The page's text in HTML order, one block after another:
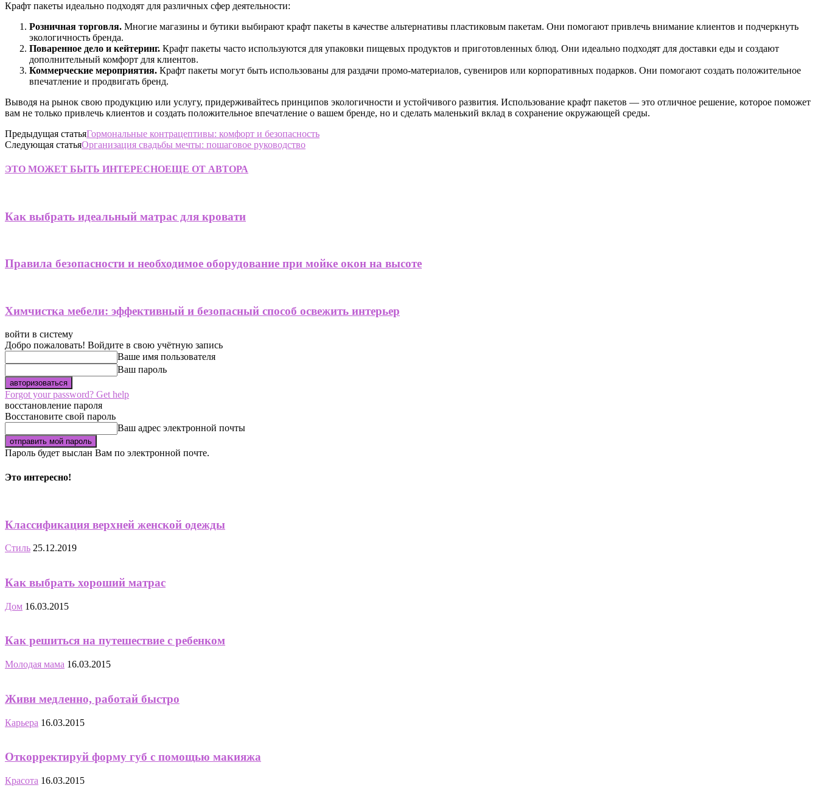
Крафт пакеты идеально подходят для различных сфер деятельности:
Розничная торговля. Многие магазины и бутики выбирают крафт пакеты в качестве альтернативы пластиковым пакетам. Они помогают привлечь внимание клиентов и подчеркнуть
экологичность бренда.
Поваренное дело и кейтеринг. Крафт пакеты часто используются для упаковки пищевых продуктов и приготовленных блюд. Они идеально подходят для доставки еды и создают
дополнительный комфорт для клиентов.
Коммерческие мероприятия. Крафт пакеты могут быть использованы для раздачи промо-материалов, сувениров или корпоративных подарков. Они помогают создать положительное
впечатление и продвигать бренд.
Выводя на рынок свою продукцию или услугу, придерживайтесь принципов экологичности и устойчивого развития. Использование крафт пакетов — это отличное решение, которое поможет
вам не только привлечь клиентов и создать положительное впечатление о вашем бренде, но и сделать маленький вклад в сохранение окружающей среды.
Предыдущая статьяГормональные контрацептивы: комфорт и безопасность
Следующая статьяОрганизация свадьбы мечты: пошаговое руководство
ЭТО МОЖЕТ БЫТЬ ИНТЕРЕСНОЕЩЕ ОТ АВТОРА
Как выбрать идеальный матрас для кровати
Правила безопасности и необходимое оборудование при мойке окон на высоте
Химчистка мебели: эффективный и безопасный способ освежить интерьер
войти в систему
Добро пожаловать! Войдите в свою учётную запись
Ваше имя пользователя
Ваш пароль
Forgot your password? Get help
восстановление пароля
Восстановите свой пароль
Ваш адрес электронной почты
Пароль будет выслан Вам по электронной почте.
Это интересно!
Классификация верхней женской одежды
Стиль 25.12.2019
Как выбрать хороший матрас
Дом 16.03.2015
Как решиться на путешествие с ребенком
Молодая мама 16.03.2015
Живи медленно, работай быстро
Карьера 16.03.2015
Откорректируй форму губ с помощью макияжа
Красота 16.03.2015